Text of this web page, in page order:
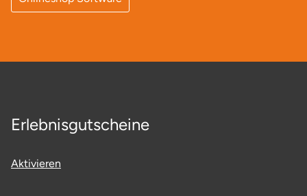
Erlebnisgutscheine
Aktivieren